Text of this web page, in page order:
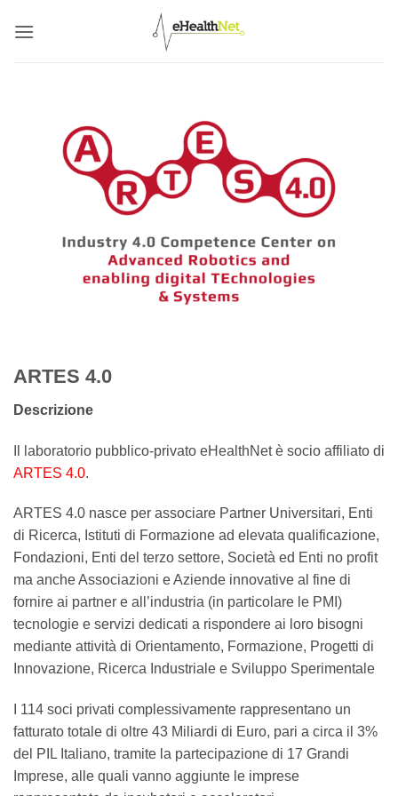
ARTES 4.0
Descrizione
Il laboratorio pubblico-privato eHealthNet è socio affiliato di
ARTES 4.0.
ARTES 4.0 nasce per associare Partner Universitari, Enti
di Ricerca, Istituti di Formazione ad elevata qualificazione,
Fondazioni, Enti del terzo settore, Società ed Enti no profit
ma anche Associazioni e Aziende innovative al fine di
fornire ai partner e all’industria (in particolare le PMI)
tecnologie e servizi dedicati a rispondere ai loro bisogni
mediante attività di Orientamento, Formazione, Progetti di
Innovazione, Ricerca Industriale e Sviluppo Sperimentale
I 114 soci privati complessivamente rappresentano un
fatturato totale di oltre 43 Miliardi di Euro, pari a circa il 3%
del PIL Italiano, tramite la partecipazione di 17 Grandi
Imprese, alle quali vanno aggiunte le imprese